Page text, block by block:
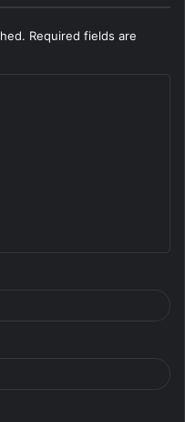
Required fields are